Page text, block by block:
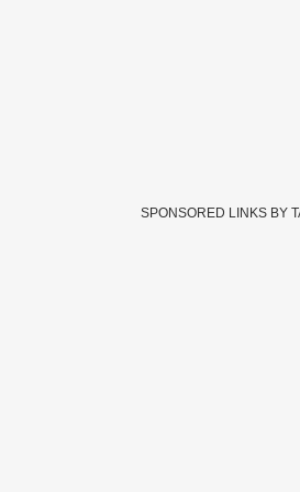
SPONSORED LINKS BY